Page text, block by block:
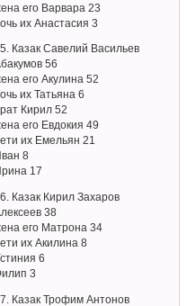
его Варвара 23
их Анастасия 3
Казак Савелий Васильев
56
его Акулина 52
их Татьяна 6
Кирил 52
его Евдокия 49
их Емельян 21
8
17
Казак Кирил Захаров
38
его Матрона 34
их Акилина 8
6
3
Казак Трофим Антонов